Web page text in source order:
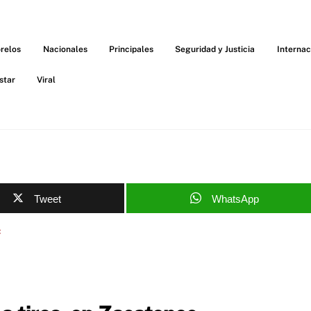
Nacionales Principales Seguridad y Justicia
Viral
Tweet WhatsApp